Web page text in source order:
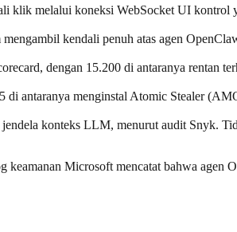
klik melalui koneksi WebSocket UI
kendali penuh atas agen
dengan 15.200 di antaranya rentan
antaranya menginstal Atomic Stealer
konteks LLM, menurut audit Snyk.
Microsoft mencatat bahwa agen